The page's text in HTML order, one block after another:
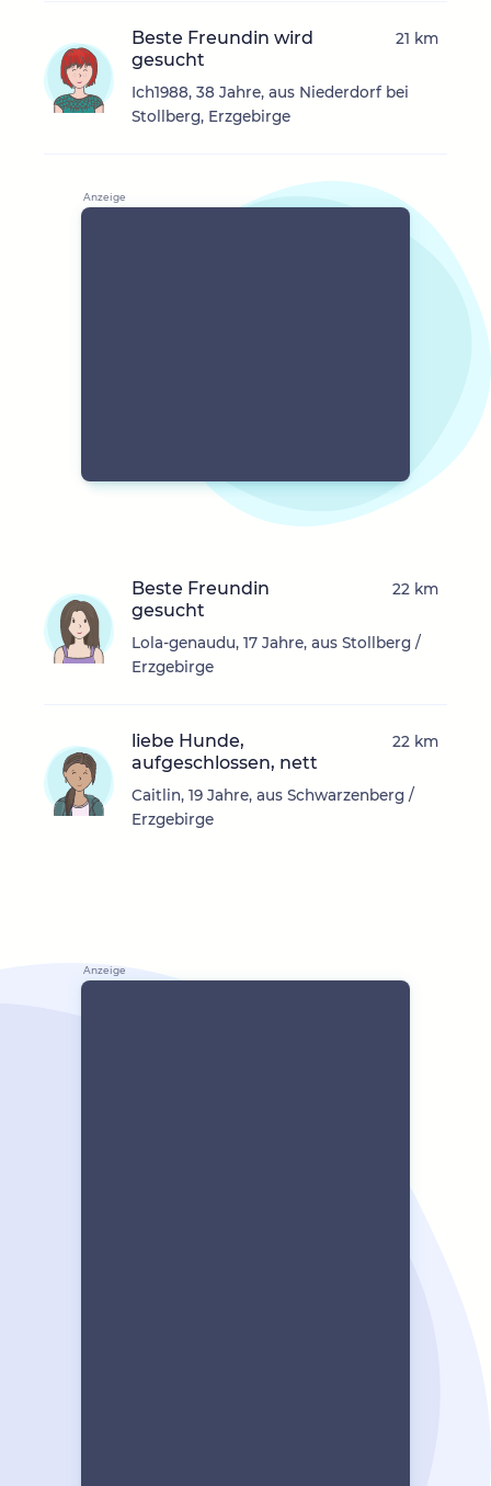
Beste Freundin wird
gesucht
Ich1988, 38 Jahre, aus Niederdorf bei
Stollberg, Erzgebirge
21 km
Beste Freundin
gesucht
Lola-genaudu, 17 Jahre, aus Stollberg /
Erzgebirge
22 km
liebe Hunde,
aufgeschlossen, nett
Caitlin, 19 Jahre, aus Schwarzenberg /
Erzgebirge
22 km